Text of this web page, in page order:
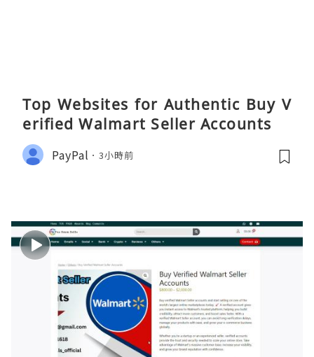
Top Websites for Authentic Buy V
erified Walmart Seller Accounts
PayPal 3小時前